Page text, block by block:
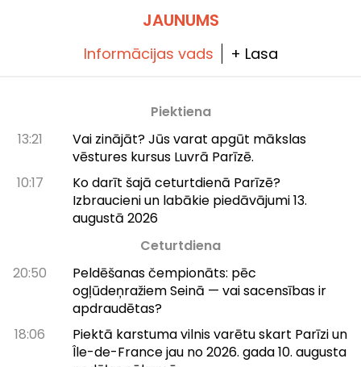
tematiski pasākumi. Vēlaties iegriezties?
JAUNUMS
Informācijas vads + Lasa
Piektiena
13:21
Vai zinājāt? Jūs varat apgūt mākslas
vēstures kursus Luvrā Parīzē.
10:17
Ko darīt šajā ceturtdienā Parīzē?
Izbraucieni un labākie piedāvājumi 13.
augustā 2026
Ceturtdiena
20:50
Peldēšanas čempionāts: pēc
ogļūdeņražiem Seinā — vai sacensības ir
apdraudētas?
18:06
Piektā karstuma vilnis varētu skart Parīzi un
Île-de-France jau no 2026. gada 10. augusta